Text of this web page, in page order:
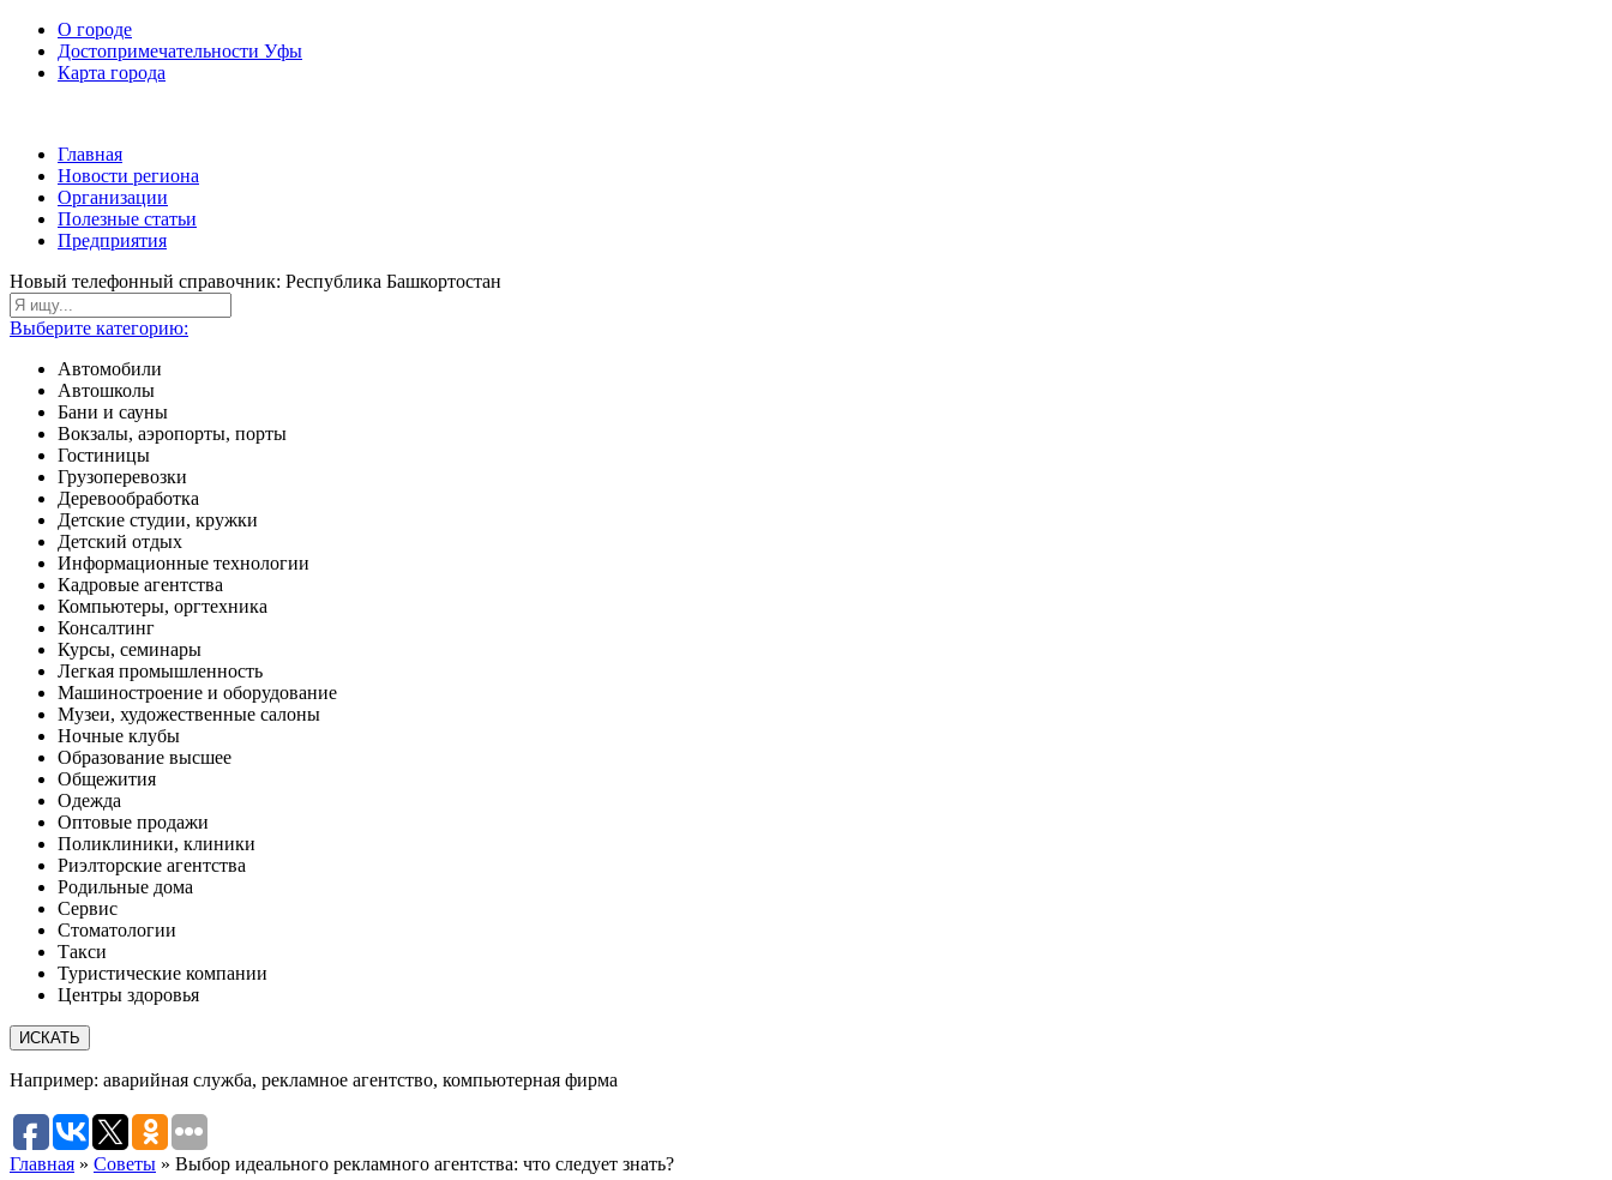
О городе
Достопримечательности Уфы
Карта города
Главная
Новости региона
Организации
Полезные статьи
Предприятия
Новый телефонный справочник: Республика Башкортостан
Выберите категорию:
Автомобили
Автошколы
Бани и сауны
Вокзалы, аэропорты, порты
Гостиницы
Грузоперевозки
Деревообработка
Детские студии, кружки
Детский отдых
Информационные технологии
Кадровые агентства
Компьютеры, оргтехника
Консалтинг
Курсы, семинары
Легкая промышленность
Машиностроение и оборудование
Музеи, художественные салоны
Ночные клубы
Образование высшее
Общежития
Одежда
Оптовые продажи
Поликлиники, клиники
Риэлторские агентства
Родильные дома
Сервис
Стоматологии
Такси
Туристические компании
Центры здоровья
Например: аварийная служба, рекламное агентство, компьютерная фирма
Главная » Советы » Выбор идеального рекламного агентства: что следует знать?